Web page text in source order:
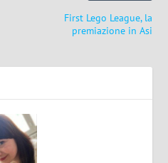
First Lego League, la
premiazione in Asi